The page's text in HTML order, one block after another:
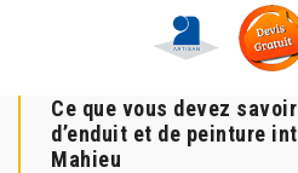
Ce que vous devez
d’enduit et de peinture
Mahieu